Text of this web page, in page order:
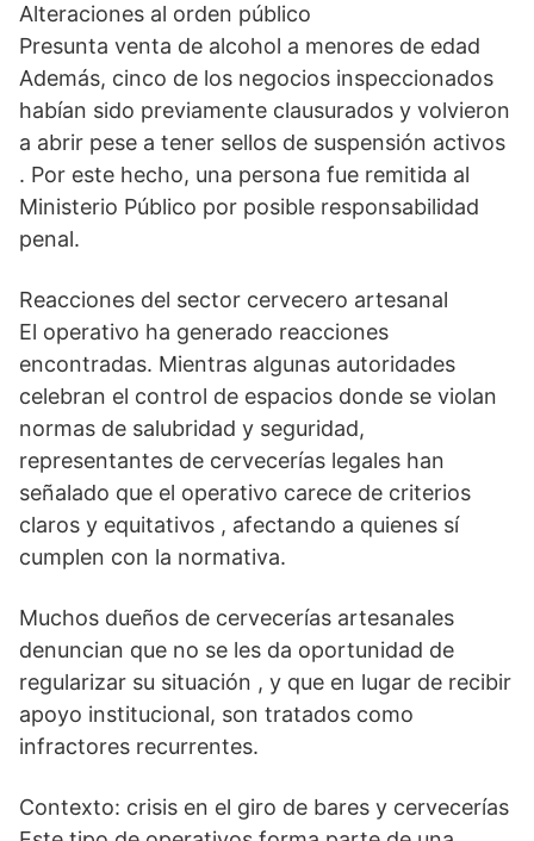
Alteraciones al orden público
Presunta venta de alcohol a menores de edad
Además, cinco de los negocios inspeccionados
habían sido previamente clausurados y volvieron
a abrir pese a tener sellos de suspensión activos
. Por este hecho, una persona fue remitida al
Ministerio Público por posible responsabilidad
penal.
Reacciones del sector cervecero artesanal
El operativo ha generado reacciones
encontradas. Mientras algunas autoridades
celebran el control de espacios donde se violan
normas de salubridad y seguridad,
representantes de cervecerías legales han
señalado que el operativo carece de criterios
claros y equitativos , afectando a quienes sí
cumplen con la normativa.
Muchos dueños de cervecerías artesanales
denuncian que no se les da oportunidad de
regularizar su situación , y que en lugar de recibir
apoyo institucional, son tratados como
infractores recurrentes.
Contexto: crisis en el giro de bares y cervecerías